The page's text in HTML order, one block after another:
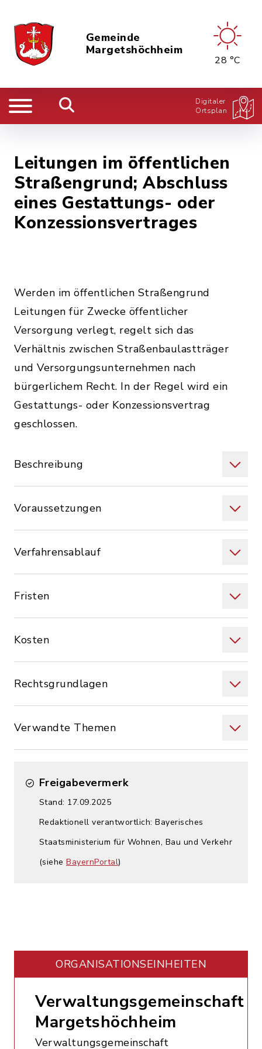
Gemeinde
Margetshöchheim
28 °C
Digitaler
Ortsplan
Leitungen im öffentlichen
Straßengrund; Abschluss
eines Gestattungs- oder
Konzessionsvertrages
Werden im öffentlichen Straßengrund
Leitungen für Zwecke öffentlicher
Versorgung verlegt, regelt sich das
Verhältnis zwischen Straßenbaulastträger
und Versorgungsunternehmen nach
bürgerlichem Recht. In der Regel wird ein
Gestattungs- oder Konzessionsvertrag
geschlossen.
Beschreibung
Voraussetzungen
Verfahrensablauf
Fristen
Kosten
Rechtsgrundlagen
Verwandte Themen
Freigabevermerk
Stand: 17.09.2025
Redaktionell verantwortlich: Bayerisches
Staatsministerium für Wohnen, Bau und Verkehr
(siehe BayernPortal)
ORGANISATIONS­EINHEITEN
Verwaltungsgemeinschaft
Margetshöchheim
Verwaltungsgemeinschaft